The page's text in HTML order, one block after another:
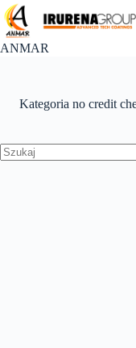
Przejdź
do
treści
ANMAR
Kategoria no credit